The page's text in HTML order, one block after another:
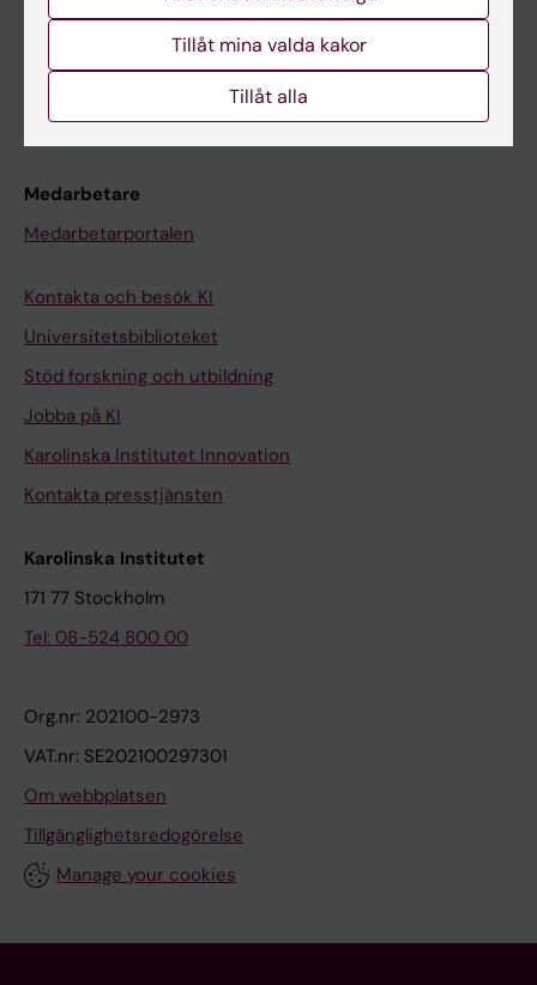
Kurs- och programwebbar
Student på KI
Medarbetare
Medarbetarportalen
Kontakta och besök KI
Universitetsbiblioteket
Stöd forskning och utbildning
Jobba på KI
Karolinska Institutet Innovation
Kontakta presstjänsten
Karolinska Institutet
171 77 Stockholm
Tel: 08-524 800 00
Org.nr: 202100-2973
VAT.nr: SE202100297301
Om webbplatsen
Tillgänglighetsredogörelse
Manage your cookies
Tillåt mina valda kakor
Tillåt alla